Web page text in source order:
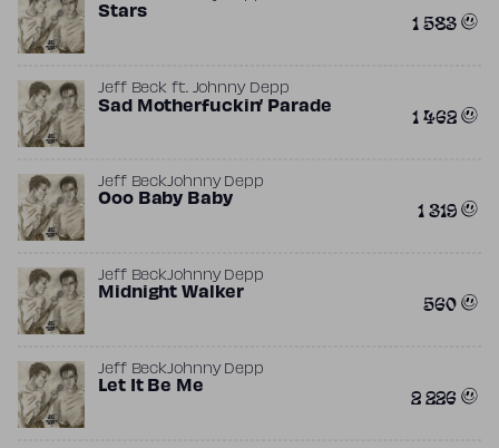
Stars 1 583
Jeff Beck ft. Johnny Depp
Sad Motherfuckin’ Parade 1 462
Jeff BeckJohnny Depp
Ooo Baby Baby 1 319
Jeff BeckJohnny Depp
Midnight Walker 560
Jeff BeckJohnny Depp
Let It Be Me 2 226